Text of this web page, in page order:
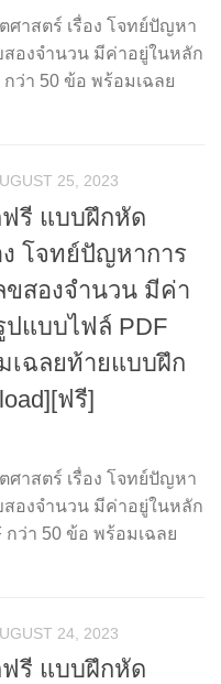
าสตร์ เรื่อง โจทย์ปัญหา
สองจำนวน มีค่าอยู่ในหลัก
ว่า 50 ข้อ พร้อมเฉลย
25, 2023
ฟรี แบบฝึกหัด
โจทย์ปัญหาการ
ขสองจำนวน มีค่า
แบบไฟล์ PDF
เฉลยท้ายแบบฝึก
ฟรี]
าสตร์ เรื่อง โจทย์ปัญหา
สองจำนวน มีค่าอยู่ในหลัก
ว่า 50 ข้อ พร้อมเฉลย
24, 2023
ฟรี แบบฝึกหัด